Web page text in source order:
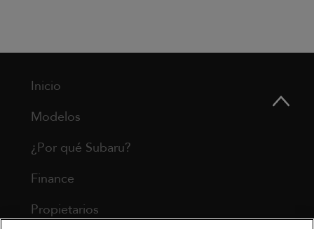
Inicio
Modelos
¿Por qué Subaru?
Finance
Propietarios